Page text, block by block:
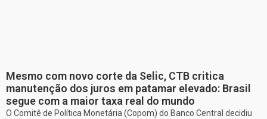
Mesmo com novo corte da Selic, CTB critica
manutenção dos juros em patamar elevado: Brasil
segue com a maior taxa real do mundo
O Comitê de Política Monetária (Copom) do Banco Central decidiu